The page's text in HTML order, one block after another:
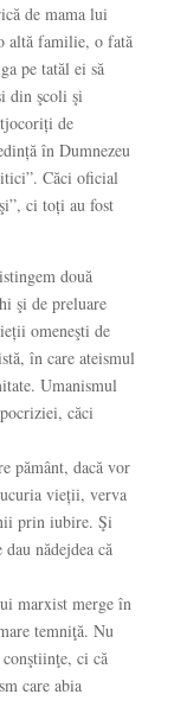
de mama lui
altă familie, o fată
pe tatăl ei să
din şcoli şi
de
în Dumnezeu
Căci oficial
ci toți au fost
două
şi de preluare
omeneşti de
în care ateismul
Umanismul
căci
pământ, dacă vor
vieții, verva
prin iubire. Şi
nădejdea că
marxist merge în
temniţă. Nu
ci că
care abia